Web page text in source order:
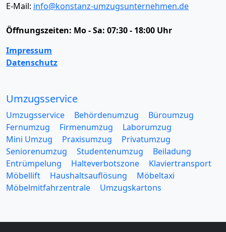
E-Mail: info@konstanz-umzugsunternehmen.de
Öffnungszeiten: Mo - Sa: 07:30 - 18:00 Uhr
Impressum
Datenschutz
Umzugsservice
Umzugsservice Behördenumzug
Büroumzug
Fernumzug
Firmenumzug
Laborumzug
Mini Umzug
Praxisumzug
Privatumzug
Seniorenumzug
Studentenumzug
Beiladung
Entrümpelung
Halteverbotszone
Klaviertransport
Möbellift
Haushaltsauflösung
Möbeltaxi
Möbelmitfahrzentrale
Umzugskartons